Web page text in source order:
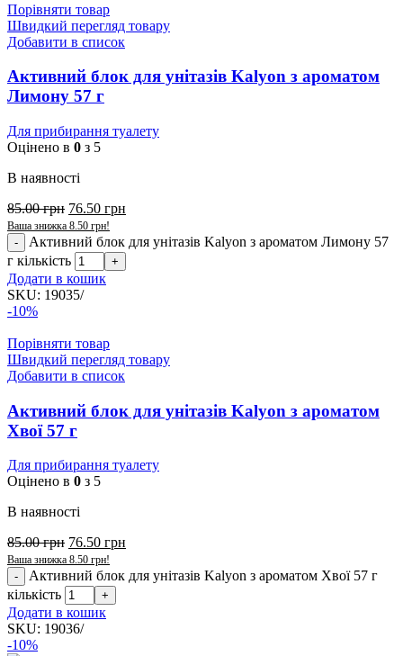
Порівняти товар
Швидкий перегляд товару
Добавити в список
Активний блок для унітазів Kalyon з ароматом
Лимону 57 г
Для прибирання туалету
Оцінено в 0 з 5
В наявності
85.00грн 76.50 грн
Ваша знижка 8.50 грн!
Активний блок для унітазів Kalyon з ароматом Лимону 57
г кількість
Додати в кошик
SKU: 19035/
-10%
Порівняти товар
Швидкий перегляд товару
Добавити в список
Активний блок для унітазів Kalyon з ароматом
Хвої 57 г
Для прибирання туалету
Оцінено в 0 з 5
В наявності
85.00грн 76.50 грн
Ваша знижка 8.50 грн!
Активний блок для унітазів Kalyon з ароматом Хвої 57 г
кількість
Додати в кошик
SKU: 19036/
-10%